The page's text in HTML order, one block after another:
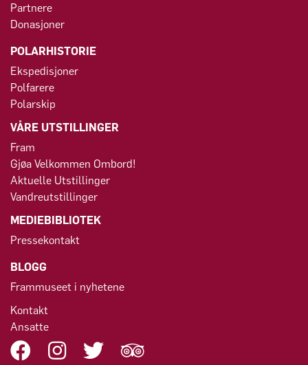
Partnere
Donasjoner
POLARHISTORIE
Ekspedisjoner
Polfarere
Polarskip
VÅRE UTSTILLINGER
Fram
Gjøa Velkommen Ombord!
Aktuelle Utstillinger
Vandreutstillinger
MEDIEBIBLIOTEK
Pressekontakt
BLOGG
Frammuseet i nyhetene
Kontakt
Ansatte